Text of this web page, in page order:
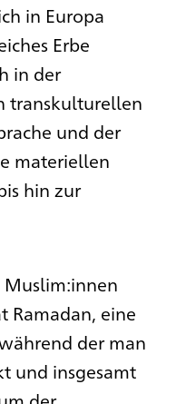
in Europa
Erbe
in der
transkulturellen
und der
materiellen
hin zur
Muslim:innen
Ramadan, eine
der man
und insgesamt